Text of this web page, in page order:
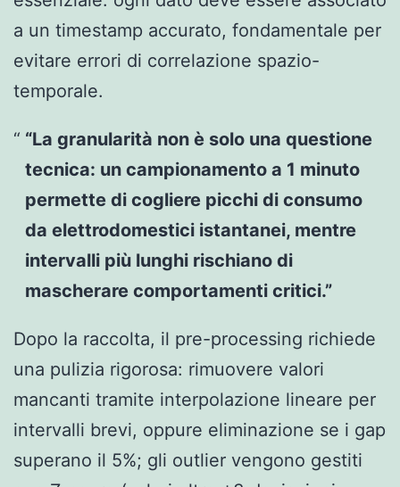
a un timestamp accurato, fondamentale per
evitare errori di correlazione spazio-
temporale.
“La granularità non è solo una questione
tecnica: un campionamento a 1 minuto
permette di cogliere picchi di consumo
da elettrodomestici istantanei, mentre
intervalli più lunghi rischiano di
mascherare comportamenti critici.”
Dopo la raccolta, il pre-processing richiede
una pulizia rigorosa: rimuovere valori
mancanti tramite interpolazione lineare per
intervalli brevi, oppure eliminazione se i gap
superano il 5%; gli outlier vengono gestiti